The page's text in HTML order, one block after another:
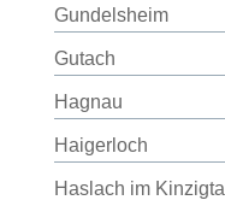
Gundelsheim
Gutach
Hagnau
Haigerloch
Haslach im Kinzigtal